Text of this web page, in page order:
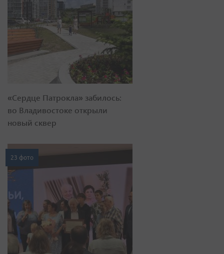
«Сердце Патрокла» забилось:
во Владивостоке открыли
новый сквер
23 фото